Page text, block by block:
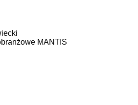
MANTIS